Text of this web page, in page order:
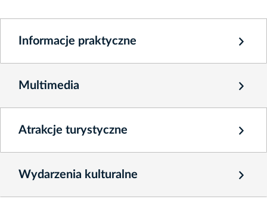
Informacje praktyczne
Multimedia
Atrakcje turystyczne
Wydarzenia kulturalne